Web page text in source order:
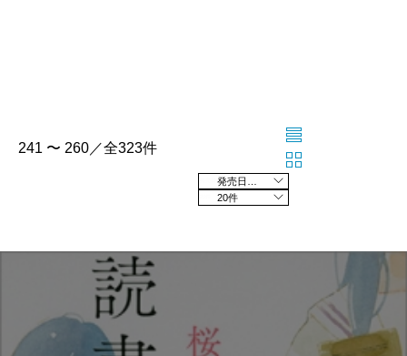
241 〜 260／全323件
20件